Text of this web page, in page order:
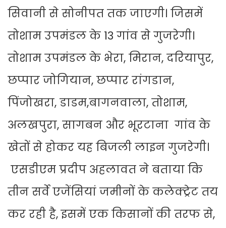
सिवानी से सोनीपत तक जाएगी। जिसमें
तोशाम उपमंडल के 13 गांव से गुजरेगी।
तोशाम उपमंडल के भेरा, मिरान, दरियापुर,
छप्पार जोगियान, छप्पार रांगडान,
पिंजोखरा, डाडम,बागनवाला, तोशाम,
अलखपुरा, सागबन और भूरटाना गांव के
खेतों से होकर यह बिजली लाइन गुजरेगी।
एसडीएम प्रदीप अहलावत ने बताया कि
तीन सर्वे एजेंसियां जमीनों के कलेक्ट्रेट तय
कर रही है, इसमें एक किसानों की तरफ से,